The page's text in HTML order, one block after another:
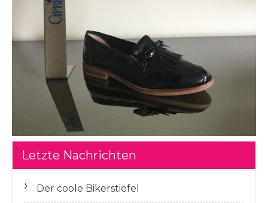
Letzte Nachrichten
Der coole Bikerstiefel